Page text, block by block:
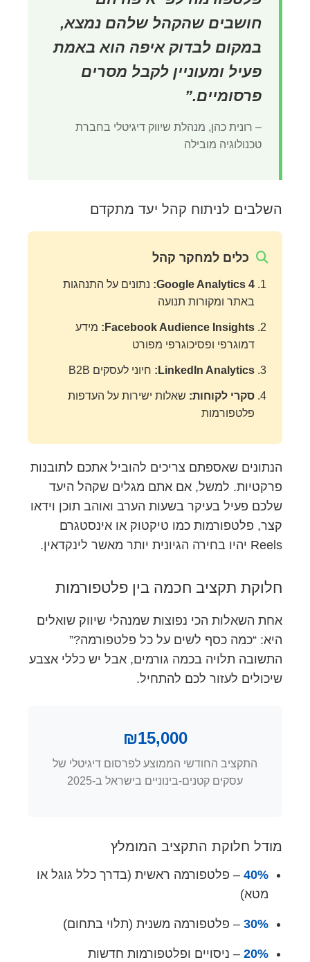
חושבים שהקהל שלהם נמצא,
במקום לבדוק איפה הוא באמת
פעיל ומעוניין לקבל מסרים
פרסומיים.”
– רונית כהן, מנהלת שיווק דיגיטלי בחברת
טכנולוגיה מובילה
השלבים לניתוח קהל יעד מתקדם
כלים למחקר קהל
Google Analytics 4: נתונים על התנהגות
באתר ומקורות תנועה
Facebook Audience Insights:
מידע
דמוגרפי ופסיכוגרפי מפורט
LinkedIn Analytics: חיוני לעסקים B2B
סקרי לקוחות: שאלות ישירות על העדפות
פלטפורמות
הנתונים שאספתם צריכים להוביל אתכם לתובנות
פרקטיות. למשל, אם אתם מגלים שקהל היעד
שלכם פעיל בעיקר בשעות הערב ואוהב תוכן וידאו
קצר, פלטפורמות כמו טיקטוק או אינסטגרם
Reels יהיו בחירה הגיונית יותר מאשר לינקדאין.
חלוקת תקציב חכמה בין פלטפורמות
אחת השאלות הכי נפוצות שמנהלי שיווק שואלים
היא: “כמה כסף לשים על כל פלטפורמה?”
התשובה תלויה בכמה גורמים, אבל יש כללי אצבע
שיכולים לעזור לכם להתחיל.
₪15,000
התקציב החודשי הממוצע לפרסום דיגיטלי של
עסקים קטנים-בינוניים בישראל ב-2025
מודל חלוקת התקציב המומלץ
40% – פלטפורמה ראשית (בדרך כלל גוגל או
מטא)
30% – פלטפורמה משנית (תלוי בתחום)
20% – ניסויים ופלטפורמות חדשות